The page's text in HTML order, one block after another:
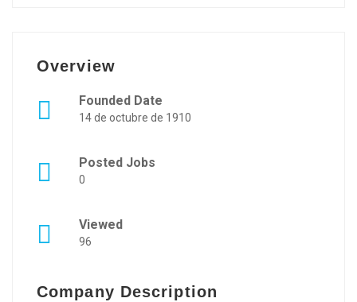
Overview
Founded Date
14 de octubre de 1910
Posted Jobs
0
Viewed
96
Company Description